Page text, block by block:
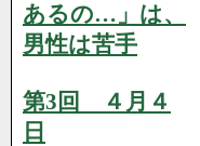
あるの…」は、
男性は苦手
第3回 ４月４
日